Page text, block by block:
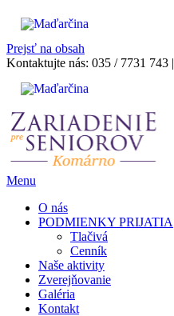
Prejsť na obsah
Kontaktujte nás: 035 / 7731 743 |
Menu
O nás
PODMIENKY PRIJATIA
Tlačivá
Cenník
Naše aktivity
Zverejňovanie
Galéria
Kontakt